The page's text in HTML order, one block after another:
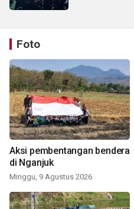
Foto
Aksi pembentangan bendera
di Nganjuk
Minggu, 9 Agustus 2026